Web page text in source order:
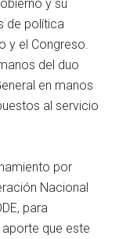
y su
de política
y el Congreso.
del duo
en manos
al servicio
por
Nacional
para
que este